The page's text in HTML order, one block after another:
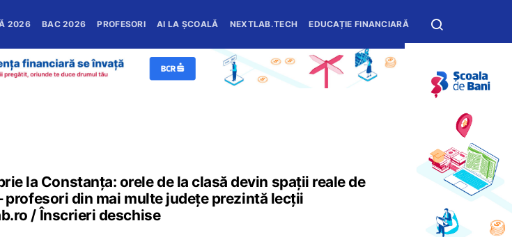
2026 BAC 2026 PROFESORI AI LA ȘCOALĂ NEXTLAB.TECH EDUCAȚIE FINANCIARĂ
la Constanța: orele de la clasă devin spații reale de
din mai multe județe prezintă lecții
/ Înscrieri deschise